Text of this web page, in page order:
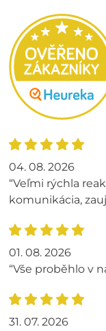
04. 08. 2026
“Veľmi rýchla
komunikácia,
01. 08. 2026
“Vše proběhlo v
31. 07. 2026